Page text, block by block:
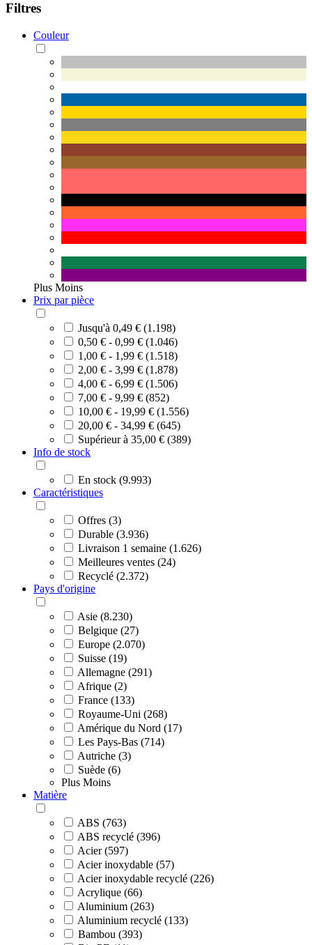
Filtres
Couleur
Plus Moins
Prix par pièce
Jusqu'à 0,49 € (1.198)
0,50 € - 0,99 € (1.046)
1,00 € - 1,99 € (1.518)
2,00 € - 3,99 € (1.878)
4,00 € - 6,99 € (1.506)
7,00 € - 9,99 € (852)
10,00 € - 19,99 € (1.556)
20,00 € - 34,99 € (645)
Supérieur à 35,00 € (389)
Info de stock
En stock (9.993)
Caractéristiques
Offres (3)
Durable (3.936)
Livraison 1 semaine (1.626)
Meilleures ventes (24)
Recyclé (2.372)
Pays d'origine
Asie (8.230)
Belgique (27)
Europe (2.070)
Suisse (19)
Allemagne (291)
Afrique (2)
France (133)
Royaume-Uni (268)
Amérique du Nord (17)
Les Pays-Bas (714)
Autriche (3)
Suède (6)
Plus Moins
Matière
ABS (763)
ABS recyclé (396)
Acier (597)
Acier inoxydable (57)
Acier inoxydable recyclé (226)
Acrylique (66)
Aluminium (263)
Aluminium recyclé (133)
Bambou (393)